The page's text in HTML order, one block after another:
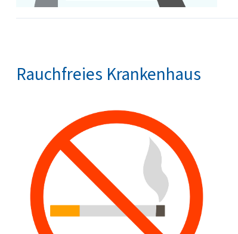
Rauchfreies Krankenhaus